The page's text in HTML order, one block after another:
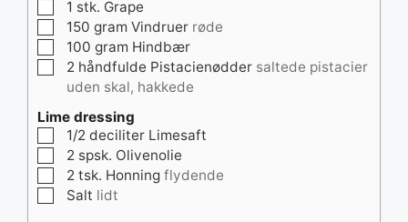
▢1 stk. Grape
▢150 gram Vindruer røde
▢100 gram Hindbær
▢
2 håndfulde Pistacienødder saltede pistacier
uden skal, hakkede
Lime dressing
▢1/2 deciliter Limesaft
▢
2 spsk. Olivenolie
▢
2 tsk. Honning flydende
▢
Salt lidt